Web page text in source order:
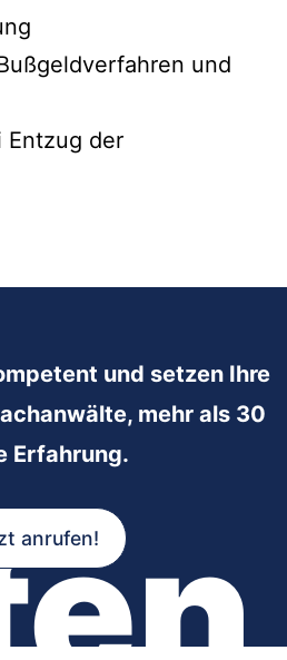
und
Entzug der
und setzen Ihre
mehr als 30
Erfahrung.
anrufen!